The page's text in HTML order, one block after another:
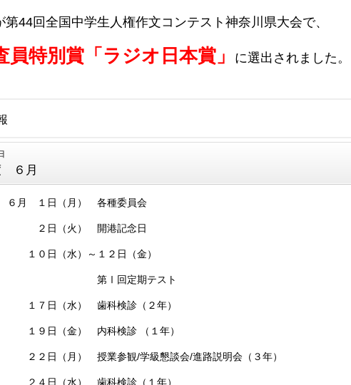
第44回全国中学生人権作文コンテスト神奈川県大会で、
員特別賞「ラジオ日本賞」 に選出されました。
６月
６月 １日（月） 各種委員会
火） 開港記念日
水）～１２日（金）
定期テスト
水） 歯科検診（２年）
金） 内科検診 （１年）
月） 授業参観/学級懇談会/進路説明会（３年）
水） 歯科検診（１年）